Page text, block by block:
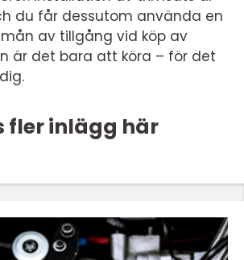
du får dessutom använda en
av tillgång vid köp av
är det bara att köra – för det
fler inlägg här